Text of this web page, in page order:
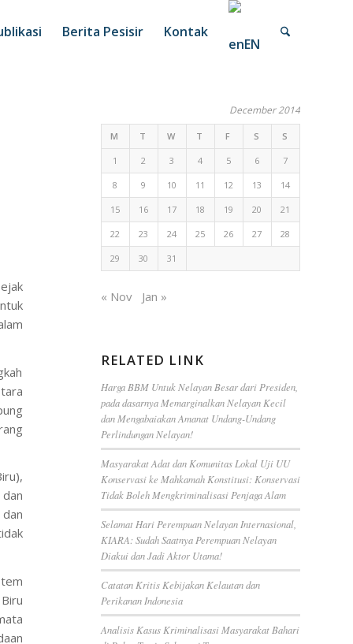
Berita Pesisir Kontak
EN
December 2014
M T W T F S S
1 2 3 4 5 6 7
8 9 10 11 12 13 14
15 16 17 18 19 20 21
22 23 24 25 26 27 28
29 30 31
« Nov Jan »
RELATED LINK
Harga BBM Untuk Nelayan Besar dari Presiden,
pada dasarnya Memarginalkan Nelayan Kecil
dan Mengabaiakan Amanat Undang-Undang
Perlindungan Nelayan!
Masyarakat Adat dan Komunitas Lokal Uji UU
Konservasi ke Mahkamah Konstitusi: Konservasi
Tidak Boleh Mengkriminalisasi Penjaga Alam
Selamat Hari Perempuan Nelayan Internasional,
KIARA: Sudah Saatnya Perempuan Nelayan
Diakui dan Jadi Aktor Utama!
Catatan Kritis Kebijakan Kelautan dan
Perikanan Indonesia
Analisis Kasus Kriminalisasi Masyarakat Bahari